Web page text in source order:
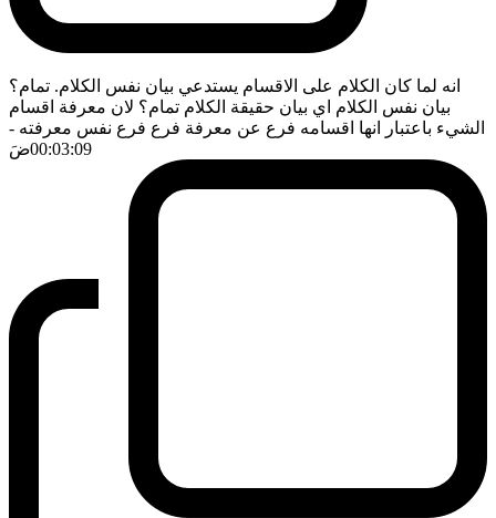
انه لما كان الكلام على الاقسام يستدعي بيان نفس الكلام. تمام؟
بيان نفس الكلام اي بيان حقيقة الكلام تمام؟ لان معرفة اقسام
الشيء باعتبار انها اقسامه فرع عن معرفة فرع فرع نفس معرفته -
00:03:09ضَ